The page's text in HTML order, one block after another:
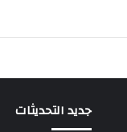
جديد التحديثات